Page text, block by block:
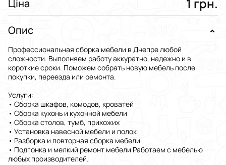
Ціна 1 грн.
Опис
Пpoфессиональная сбopка мебели в Днепре любой
сложности. Выполняем paботу аккуратно, надежно и в
короткие сроки. Поможем собрать новую мебель после
покупки, переезда или ремонта.
Услуги:
• Сборка шкафов, комодов, кроватей
• Сборка кухонь и кухонной мебели
• Сборка столов, тумб, прихожих
• Установка навесной мебели и полок
• Разборка и повторная сборка мебели
• Подгонка и мелкий ремонт мебели Работаем с мебелью
любых производителей.